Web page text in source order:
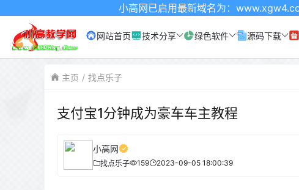
小高网已启用最新域名为：www.xgw4.com 记得收藏哦
网站首页 技术分享 绿色软件 源码下载
主页 找点乐子
支付宝1分钟成为豪车车主教程
小高网
找点乐子 159 2023-09-05 18:00:39